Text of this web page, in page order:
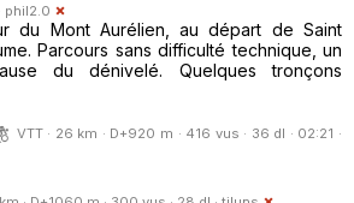
phil2.0
du Mont Aurélien, au départ de Saint
Parcours sans difficulté technique, un
du dénivelé. Quelques tronçons
VTT · 26 km · D+920 m · 416 vus · 36 dl · 02:21 ·